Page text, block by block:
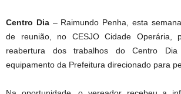
Centro Dia– Raimundo Penha, esta
de reunião, no CESJO Cidade Operária,
reabertura dos trabalhos do Centro Dia
equipamento da Prefeitura direcionado para